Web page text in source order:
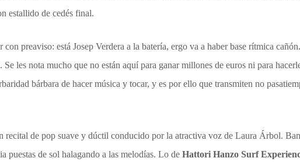
estallido de cedés final.
con preaviso: está Josep Verdera a la batería, ergo va a haber base rítmica
Se les nota mucho que no están aquí para ganar millones de euros ni para
bárbara de hacer música y tocar, y es por ello que transmiten no
recital de pop suave y dúctil conducido por la atractiva voz de Laura Árbol.
puestas de sol halagando a las melodías. Lo deHattori Hanzo Surf